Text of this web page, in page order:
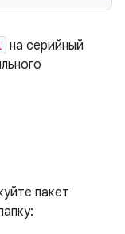
на серийный
пакет